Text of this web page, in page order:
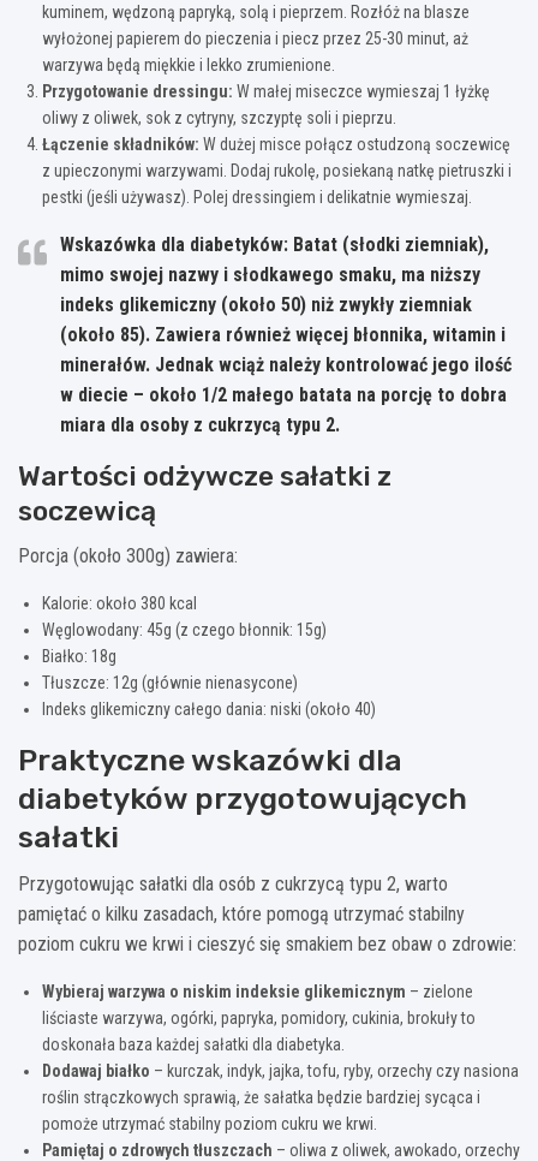
kuminem, wędzoną papryką, solą i pieprzem. Rozłóż na blasze
wyłożonej papierem do pieczenia i piecz przez 25-30 minut, aż
warzywa będą miękkie i lekko zrumienione.
Przygotowanie dressingu: W małej miseczce wymieszaj 1 łyżkę
oliwy z oliwek, sok z cytryny, szczyptę soli i pieprzu.
Łączenie składników: W dużej misce połącz ostudzoną soczewicę
z upieczonymi warzywami. Dodaj rukolę, posiekaną natkę pietruszki i
pestki (jeśli używasz). Polej dressingiem i delikatnie wymieszaj.
Wskazówka dla diabetyków: Batat (słodki ziemniak),
mimo swojej nazwy i słodkawego smaku, ma niższy
indeks glikemiczny (około 50) niż zwykły ziemniak
(około 85). Zawiera również więcej błonnika, witamin i
minerałów. Jednak wciąż należy kontrolować jego ilość
w diecie – około 1/2 małego batata na porcję to dobra
miara dla osoby z cukrzycą typu 2.
Wartości odżywcze sałatki z
soczewicą
Porcja (około 300g) zawiera:
Kalorie: około 380 kcal
Węglowodany: 45g (z czego błonnik: 15g)
Białko: 18g
Tłuszcze: 12g (głównie nienasycone)
Indeks glikemiczny całego dania: niski (około 40)
Praktyczne wskazówki dla
diabetyków przygotowujących
sałatki
Przygotowując sałatki dla osób z cukrzycą typu 2, warto
pamiętać o kilku zasadach, które pomogą utrzymać stabilny
poziom cukru we krwi i cieszyć się smakiem bez obaw o zdrowie:
Wybieraj warzywa o niskim indeksie glikemicznym – zielone
liściaste warzywa, ogórki, papryka, pomidory, cukinia, brokuły to
doskonała baza każdej sałatki dla diabetyka.
Dodawaj białko – kurczak, indyk, jajka, tofu, ryby, orzechy czy nasiona
roślin strączkowych sprawią, że sałatka będzie bardziej sycąca i
pomoże utrzymać stabilny poziom cukru we krwi.
Pamiętaj o zdrowych tłuszczach – oliwa z oliwek, awokado, orzechy